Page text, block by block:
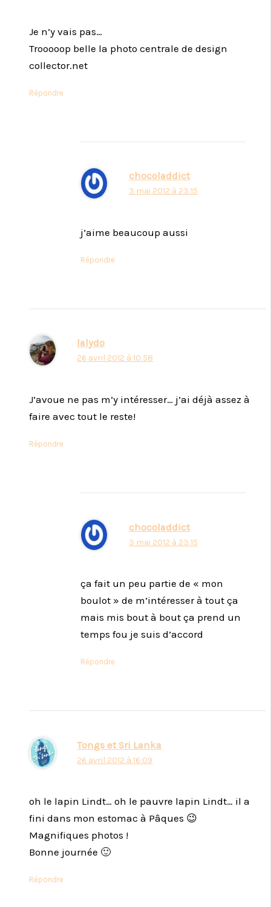
Je n’y vais pas…
Trooooop belle la photo centrale de design
collector.net
Répondre
chocoladdict
3 mai 2012 à 23:15
j’aime beaucoup aussi
Répondre
lalydo
26 avril 2012 à 10:58
J’avoue ne pas m’y intéresser… j’ai déjà assez à
faire avec tout le reste!
Répondre
chocoladdict
3 mai 2012 à 23:15
ça fait un peu partie de « mon
boulot » de m’intéresser à tout ça
mais mis bout à bout ça prend un
temps fou je suis d’accord
Répondre
Tongs et Sri Lanka
26 avril 2012 à 16:09
oh le lapin Lindt… oh le pauvre lapin Lindt… il a
fini dans mon estomac à Pâques 😉
Magnifiques photos !
Bonne journée 🙂
Répondre